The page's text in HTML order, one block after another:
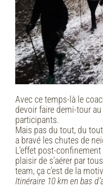
Avec ce temps-là le
devoir faire demi-tour au
participants.
Mais pas du tout, du
a bravé les chutes de
L’effet post-
plaisir de s’aérer par
team, ça c’est de la
Itinéraire 10 km en bas